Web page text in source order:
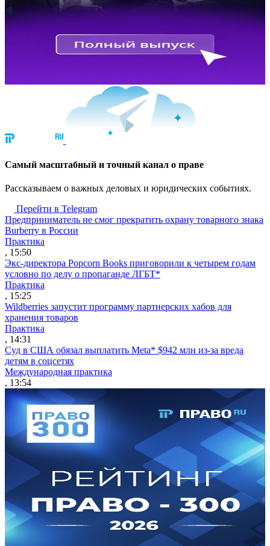
Cамый масштабный и точный канал о праве
Рассказываем о важных деловых и юридических событиях.
Перейти в Telegram
Предприниматель не смог прекратить охрану товарного знака
Burberry в России
Практика
, 15:50
Экс-директора Popcorn Books приговорили к четырем годам
условно по делу о пропаганде ЛГБТ*
Практика
, 15:25
Wildberries запустит программу партнерских хабов для
хранения товаров
Практика
, 14:31
Суд в США обязал выплатить Meta* $942 млн из-за вреда
детям в соцсетях
Международная практика
, 13:54